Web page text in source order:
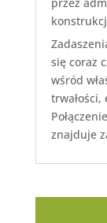
przez
się coraz
wśród
trwałości,
znajduje